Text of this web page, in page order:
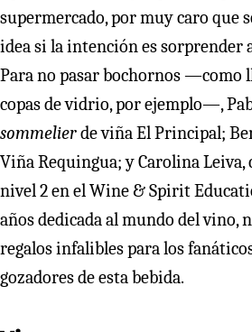
supermercado, por muy caro que
idea si la intención es sorprender
Para no pasar bochornos —como
copas de vidrio, por ejemplo—,
sommelierde viña El Principal;
Viña Requingua; y Carolina
nivel 2 en el Wine & Spirit
años dedicada al mundo del vino,
regalos infalibles para los
gozadores de esta bebida.